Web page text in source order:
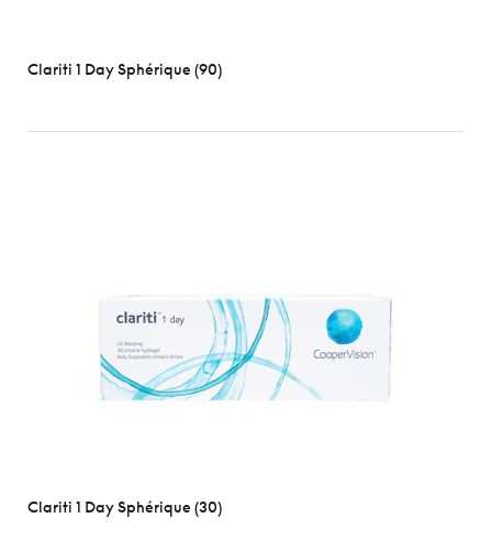
Clariti 1 Day Sphérique (90)
Clariti 1 Day Sphérique (30)